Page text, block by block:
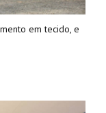
em tecido, e